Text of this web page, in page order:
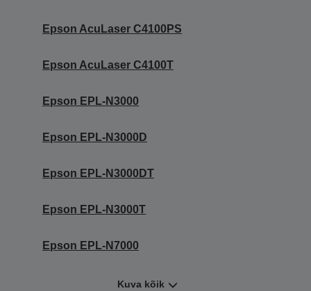
Epson AcuLaser C4100PS
Epson AcuLaser C4100T
Epson EPL-N3000
Epson EPL-N3000D
Epson EPL-N3000DT
Epson EPL-N3000T
Epson EPL-N7000
Kuva kõik